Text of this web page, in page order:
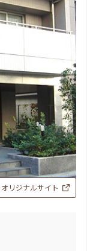
オリジナルサイト